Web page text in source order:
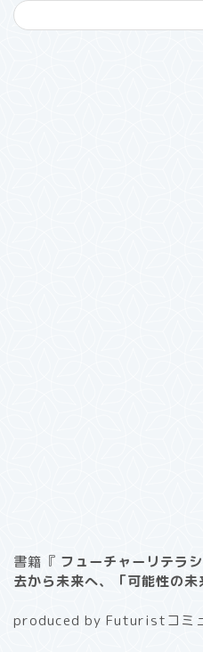
書籍『 フューチャーリテ
去から未来へ、「可能性の
produced by Futuristコミ